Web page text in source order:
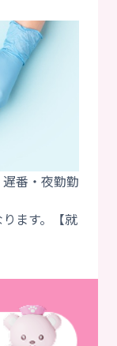
番・夜勤勤
ます。【就